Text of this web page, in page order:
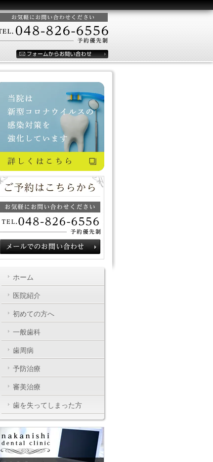
ホーム
医院紹介
初めての方へ
一般歯科
歯周病
予防治療
審美治療
歯を失ってしまった方